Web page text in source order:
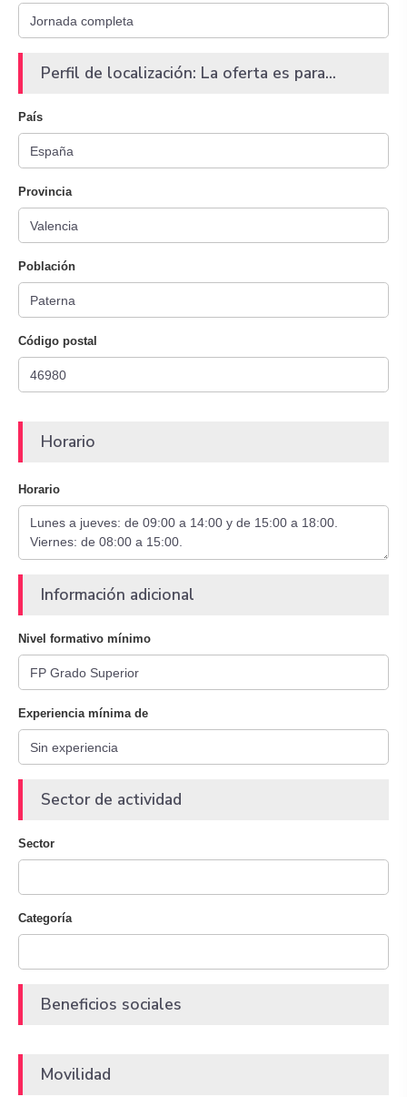
Perfil de localización: La oferta es para...
País
Provincia
Población
Código postal
Horario
Horario
Información adicional
Nivel formativo mínimo
Experiencia mínima de
Sector de actividad
Sector
Categoría
Beneficios sociales
Movilidad